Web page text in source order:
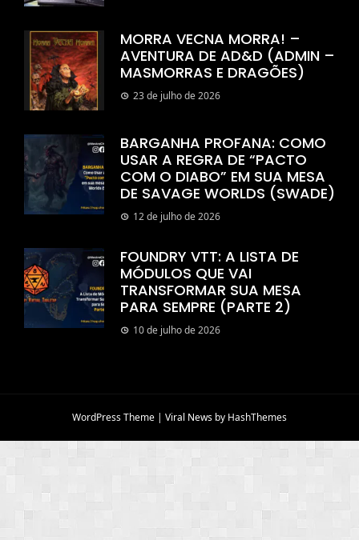
MORRA VECNA MORRA! –
AVENTURA DE AD&D (ADMIN –
MASMORRAS E DRAGÕES)
23 de julho de 2026
BARGANHA PROFANA: COMO
USAR A REGRA DE “PACTO
COM O DIABO” EM SUA MESA
DE SAVAGE WORLDS (SWADE)
12 de julho de 2026
FOUNDRY VTT: A LISTA DE
MÓDULOS QUE VAI
TRANSFORMAR SUA MESA
PARA SEMPRE (PARTE 2)
10 de julho de 2026
WordPress Theme | Viral News by HashThemes